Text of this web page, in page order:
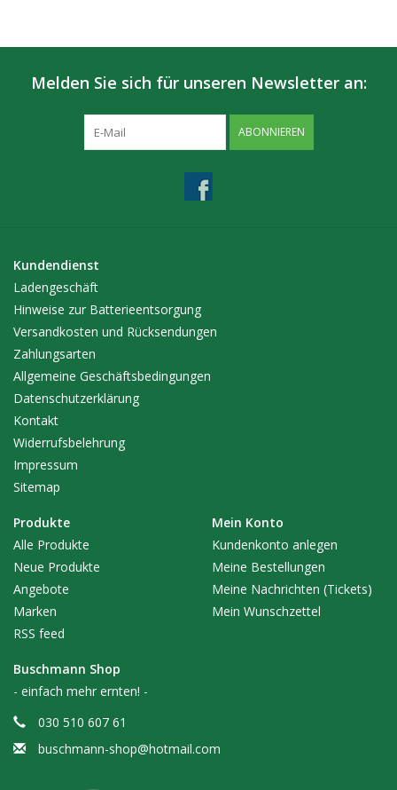
Melden Sie sich für unseren Newsletter an:
ABONNIEREN
Kundendienst
Ladengeschäft
Hinweise zur Batterieentsorgung
Versandkosten und Rücksendungen
Zahlungsarten
Allgemeine Geschäftsbedingungen
Datenschutzerklärung
Kontakt
Widerrufsbelehrung
Impressum
Sitemap
Produkte
Alle Produkte
Neue Produkte
Angebote
Marken
RSS feed
Mein Konto
Kundenkonto anlegen
Meine Bestellungen
Meine Nachrichten (Tickets)
Mein Wunschzettel
Buschmann Shop
- einfach mehr ernten! -
030 510 607 61
buschmann-shop@hotmail.com